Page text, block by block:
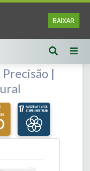
BAIXAR
|